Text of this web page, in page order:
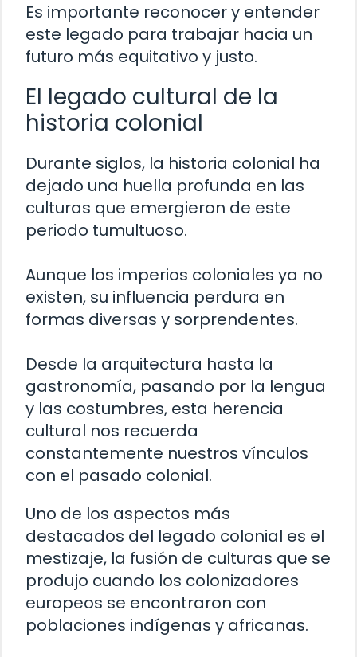
Es importante reconocer y entender
este legado para trabajar hacia un
futuro más equitativo y justo.
El legado cultural de la
historia colonial
Durante siglos, la historia colonial ha
dejado una huella profunda en las
culturas que emergieron de este
periodo tumultuoso.
Aunque los imperios coloniales ya no
existen, su influencia perdura en
formas diversas y sorprendentes.
Desde la arquitectura hasta la
gastronomía, pasando por la lengua
y las costumbres, esta herencia
cultural nos recuerda
constantemente nuestros vínculos
con el pasado colonial.
Uno de los aspectos más
destacados del legado colonial es el
mestizaje, la fusión de culturas que se
produjo cuando los colonizadores
europeos se encontraron con
poblaciones indígenas y africanas.